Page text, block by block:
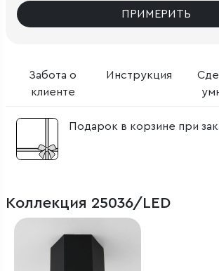
Забота о
клиенте
Инструкция
Подарок в корзине при
ПРИМЕРИТЬ
Коллекция 25036/LED